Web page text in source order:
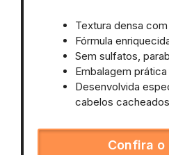
Textura densa
Fórmula
Sem sulfatos,
Embalagem
Desenvolvida
cabelos
Confira o